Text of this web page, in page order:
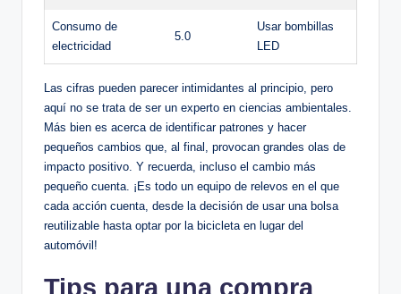
Consumo de
electricidad
5.0
Usar bombillas
LED
Las cifras pueden parecer intimidantes al principio, pero
aquí no se trata de ser un experto en ciencias ambientales.
Más bien es acerca de identificar patrones y hacer
pequeños cambios que, al final, provocan grandes olas de
impacto positivo. Y recuerda, incluso el cambio más
pequeño cuenta. ¡Es todo un equipo de relevos en el que
cada acción cuenta, desde la decisión de usar una bolsa
reutilizable hasta optar por la bicicleta en lugar del
automóvil!
Tips para una compra